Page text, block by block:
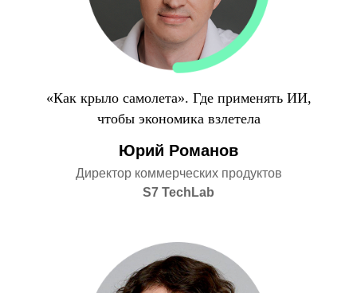
«Как крыло самолета». Где применять ИИ,
чтобы экономика взлетела
Юрий Романов
Директор коммерческих продуктов
S7 TechLab